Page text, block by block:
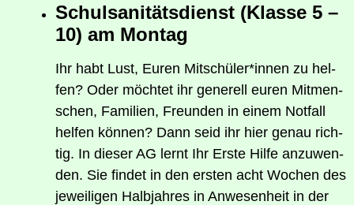
Schul­sa­ni­täts­dienst (Klas­se 5 –
10) am Montag
Ihr habt Lust, Euren Mitschüler*innen zu hel­
fen? Oder möch­tet ihr gene­rell euren Mit­men­
schen, Fami­li­en, Freun­den in einem Not­fall
hel­fen kön­nen? Dann seid ihr hier genau rich­
tig. In die­ser AG lernt Ihr Ers­te Hil­fe anzu­wen­
den. Sie fin­det in den ers­ten acht Wochen des
jewei­li­gen Halb­jah­res in Anwe­sen­heit in der